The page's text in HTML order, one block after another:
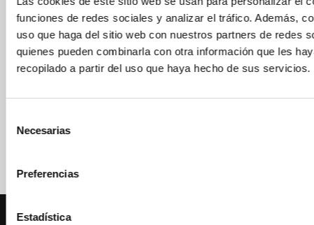
funciones de redes sociales y analizar el tráfico. Además,
uso que haga del sitio web con nuestros partners de redes
quienes pueden combinarla con otra información que les
recopilado a partir del uso que haya hecho de sus servicios.
Necesarias
Preferencias
Estadística